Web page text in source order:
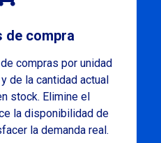
de compra
compras por unidad
de la cantidad actual
stock. Elimine el
la disponibilidad de
la demanda real.